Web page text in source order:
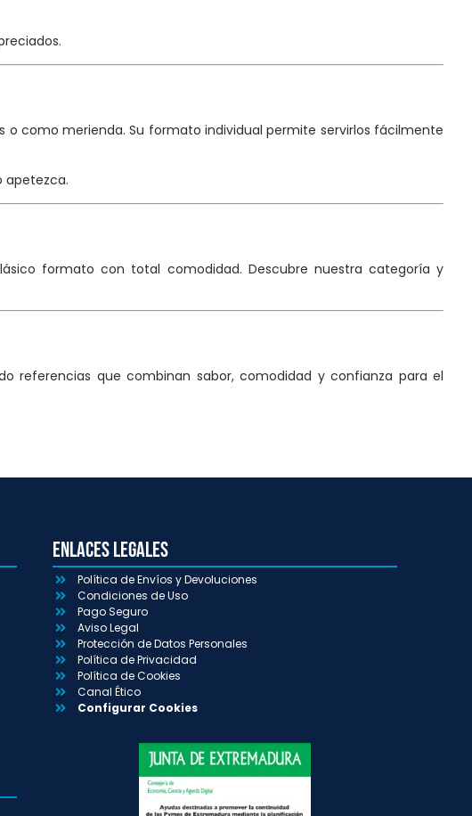
como merienda. Su formato individual permite servirlos fácilmente
apetezca.
formato con total comodidad. Descubre nuestra categoría y
referencias que combinan sabor, comodidad y confianza para el
Enlaces Legales
Política de Envíos y Devoluciones
Condiciones de Uso
Pago Seguro
Aviso Legal
Protección de Datos Personales
Política de Privacidad
Política de Cookies
Canal Ético
Configurar Cookies